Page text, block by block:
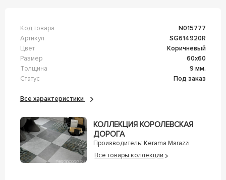
Код товара
n015777
Артикул
SG614920R
Цвет
Коричневый
Размер
60x60
Толщина
9 мм.
Статус
Под заказ
Все характеристики
КОЛЛЕКЦИЯ КОРОЛЕВСКАЯ
ДОРОГА
Производитель: Kerama Marazzi
Все товары коллекции